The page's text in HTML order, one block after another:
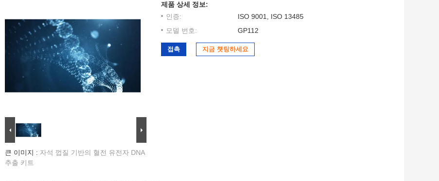
큰 이미지 : 자석 껍질 기반의 혈전 유전자 DNA
추출 키트
제품 상세 정보:
인증:
ISO 9001, ISO 13485
모델 번호:
GP112
접촉 지금 챗팅하세요